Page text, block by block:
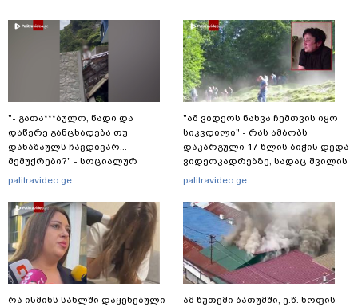
"- გათა***ბულო, წადი და
დაწერე განცხადება თუ
დანაშაულს ჩავდივარ...-
მემუქრები?" - სოციალურ
ქსელში სკანდალური კადრები
palitravideo.ge
რა ისმინს სახლში დაყენებული
"ამ ვიდეოს ნახვა ჩემთვის იყო
სიკვდილი" - რას ამბობს
დაკარგული 17 წლის ბიჭის დედა
ვიდეოკადრებზე, სადაც შვილის
განწირული ვედრების ხმა
palitravideo.ge
ამ წუთეში ბათუმში, ე.წ. ხოფის